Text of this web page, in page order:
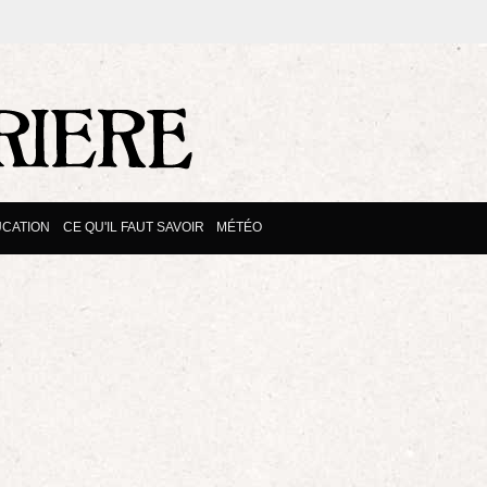
CE QU'IL FAUT SAVOIR MÉTÉO